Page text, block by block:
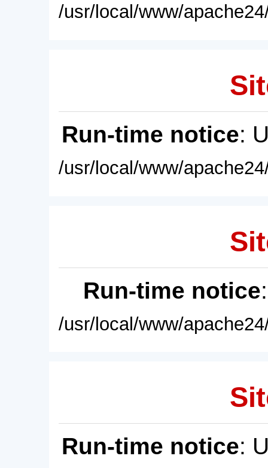
/usr/local/www/
Run-time notice:
/usr/local/www/
Run-time notice
/usr/local/www/
Run-time notice: